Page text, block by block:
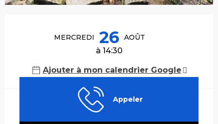
MERCREDI 26 AOÛT
à 14:30
Ajouter à mon calendrier Google
Appeler